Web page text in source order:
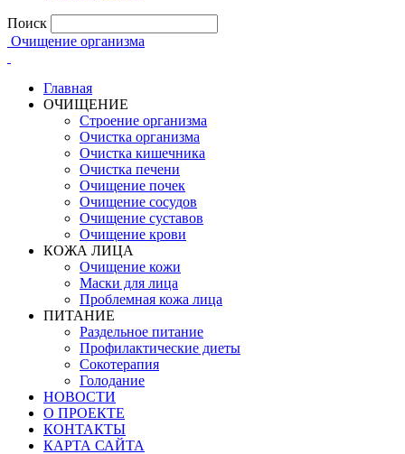
Поиск
Очищение организма
Главная
ОЧИЩЕНИЕ
Строение организма
Очистка организма
Очистка кишечника
Очистка печени
Очищение почек
Очищение сосудов
Очищение суставов
Очищение крови
КОЖА ЛИЦА
Очищение кожи
Маски для лица
Проблемная кожа лица
ПИТАНИЕ
Раздельное питание
Профилактические диеты
Сокотерапия
Голодание
НОВОСТИ
О ПРОЕКТЕ
КОНТАКТЫ
КАРТА САЙТА